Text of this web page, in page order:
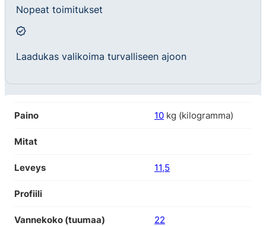
Nopeat toimitukset
Laadukas valikoima turvalliseen ajoon
Paino 10 kg (kilogramma)
Mitat
Leveys 11,5
Profiili
Vannekoko (tuumaa) 22